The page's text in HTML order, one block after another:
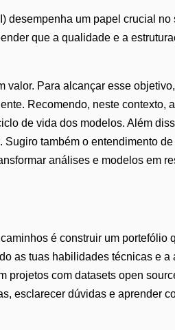
um papel crucial no
que a qualidade e a
Para alcançar esse
Recomendo, neste contexto,
de vida dos modelos. Além
também o entendimento
análises e modelos em
é construir um portefólio
as tuas habilidades técnicas e
com datasets open
esclarecer dúvidas e aprender